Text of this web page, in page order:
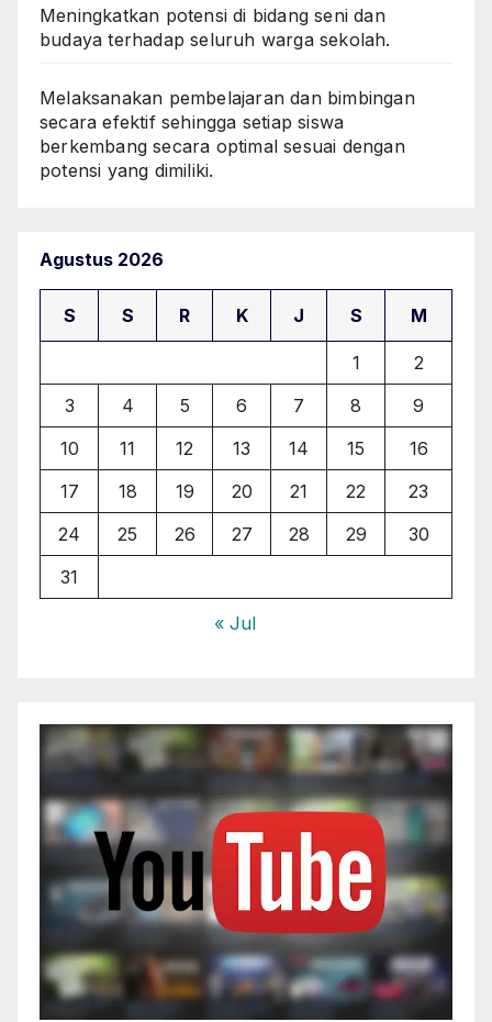
Meningkatkan potensi di bidang seni dan
budaya terhadap seluruh warga sekolah.
Melaksanakan pembelajaran dan bimbingan
secara efektif sehingga setiap siswa
berkembang secara optimal sesuai dengan
potensi yang dimiliki.
Agustus 2026
S S R K J S M
1
2
3
4 5 6 7 8
9
10
11 12 13 14 15
16
17
18 19 20 21 22
23
24
25 26 27 28 29
30
31
« Jul